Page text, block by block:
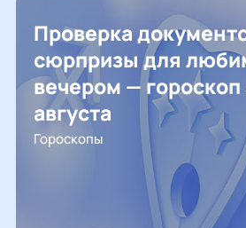
Проверка
сюрпризы для
вечером — гороскоп
августа
Гороскопы